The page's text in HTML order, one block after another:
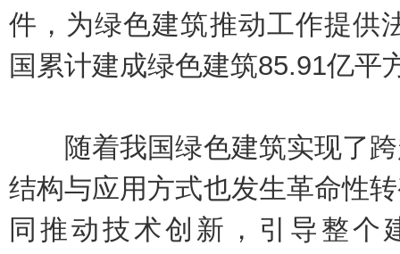
件，为绿色建筑推动工作提供
国累计建成绿色建筑85.91亿平
随着我国绿色建筑实现了跨
结构与应用方式也发生革命性
同推动技术创新，引导整个